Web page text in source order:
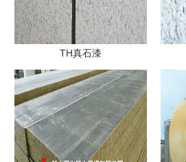
TH真石漆